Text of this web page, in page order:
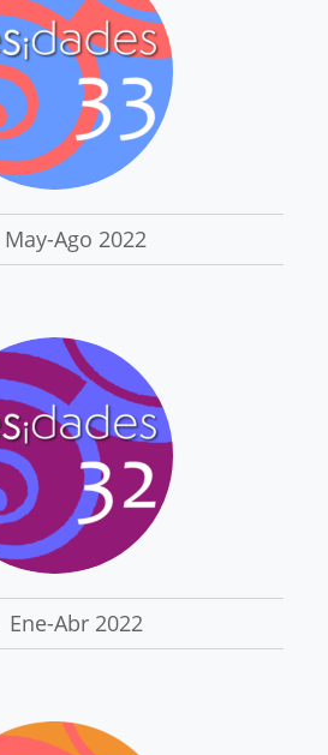
May-Ago 2022
Ene-Abr 2022